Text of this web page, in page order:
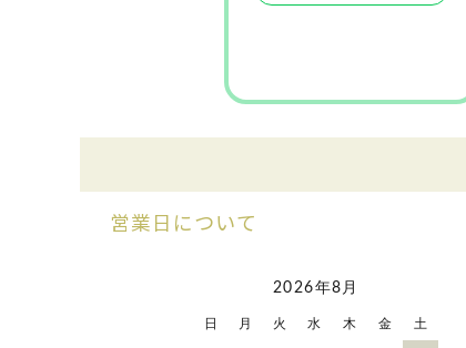
営業日について
2026年8月
日 月 火 水 木 金 土